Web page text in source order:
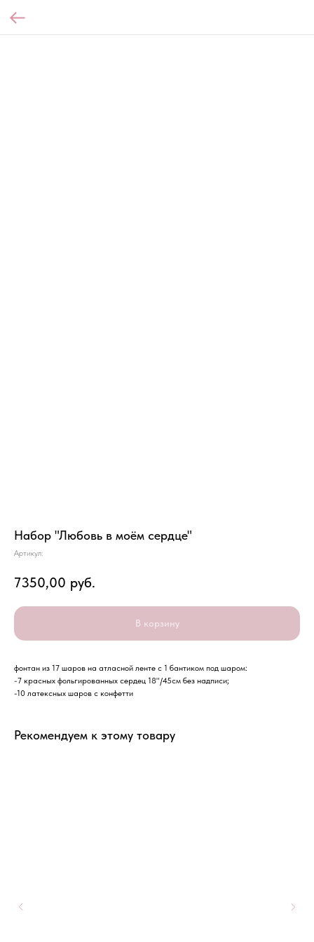
Набор "Любовь в моём сердце"
Артикул:
7350,00 руб.
В корзину
фонтан из 17 шаров на атласной ленте с 1 бантиком под шаром:
-7 красных фольгированных сердец 18"/45см без надписи;
-10 латексных шаров с конфетти
Рекомендуем к этому товару